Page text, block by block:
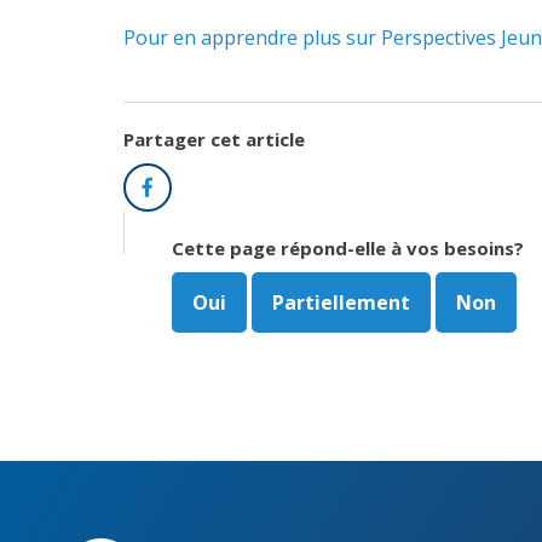
Pour en apprendre plus sur Perspectives
Partager cet article
Facebook
Cette page répond-elle à vos besoins?
Oui Partiellement Non